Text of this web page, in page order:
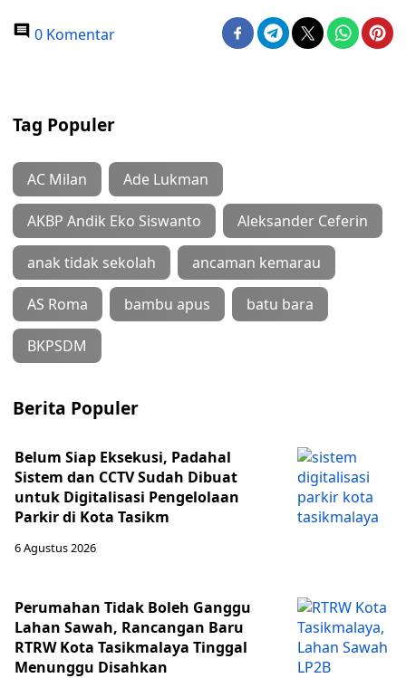
0 Komentar
Tag Populer
AC Milan Ade Lukman
AKBP Andik Eko Siswanto Aleksander Ceferin
anak tidak sekolah ancaman kemarau
AS Roma bambu apus batu bara
BKPSDM
Berita Populer
Belum Siap Eksekusi, Padahal
Sistem dan CCTV Sudah Dibuat
untuk Digitalisasi Pengelolaan
Parkir di Kota Tasikm
6 Agustus 2026
Perumahan Tidak Boleh Ganggu
Lahan Sawah, Rancangan Baru
RTRW Kota Tasikmalaya Tinggal
Menunggu Disahkan